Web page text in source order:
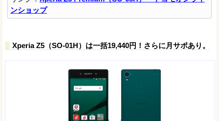
ンショップ
Xperia Z5（SO-01H）は一括19,440円！さらに月サポあり。